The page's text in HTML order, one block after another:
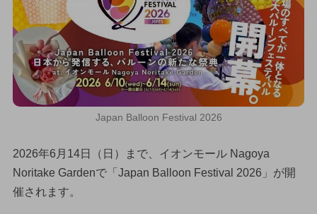
Japan Balloon Festival 2026
2026年6月14日（日）まで、イオンモール Nagoya
Noritake Gardenで「Japan Balloon Festival 2026」が開
催されます。